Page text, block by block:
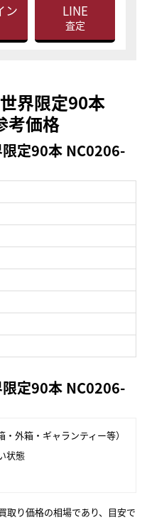
ン LINE
査定
界限定90本
考価格
定90本 NC0206-
定90本 NC0206-
外箱・ギャランティー等）
状態
取り価格の相場であり、目安で